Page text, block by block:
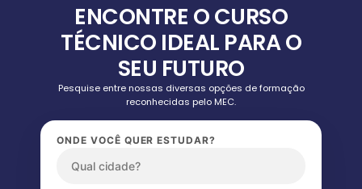
ENCONTRE O CURSO
TÉCNICO IDEAL PARA O
SEU FUTURO
Pesquise entre nossas diversas opções de formação
reconhecidas pelo MEC.
ONDE VOCÊ QUER ESTUDAR?